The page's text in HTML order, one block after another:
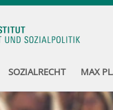
SOZIALRECHT MAX